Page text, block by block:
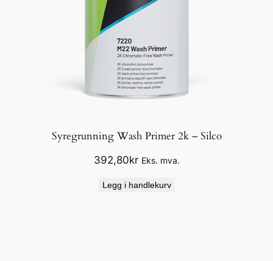
Syregrunning Wash Primer 2k – Silco
392,80kr Eks. mva.
Legg i handlekurv